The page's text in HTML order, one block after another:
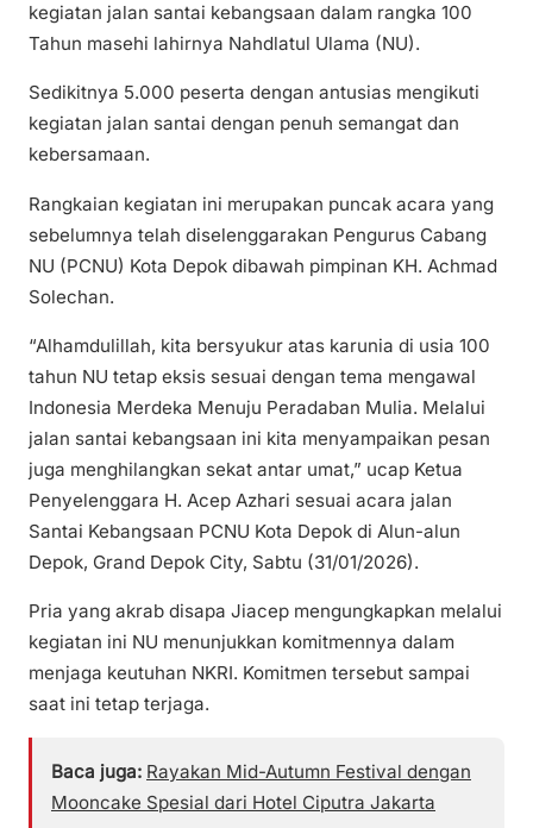
kegiatan jalan santai kebangsaan dalam rangka 100
Tahun masehi lahirnya Nahdlatul Ulama (NU).
Sedikitnya 5.000 peserta dengan antusias mengikuti
kegiatan jalan santai dengan penuh semangat dan
kebersamaan.
Rangkaian kegiatan ini merupakan puncak acara yang
sebelumnya telah diselenggarakan Pengurus Cabang
NU (PCNU) Kota Depok dibawah pimpinan KH. Achmad
Solechan.
“Alhamdulillah, kita bersyukur atas karunia di usia 100
tahun NU tetap eksis sesuai dengan tema mengawal
Indonesia Merdeka Menuju Peradaban Mulia. Melalui
jalan santai kebangsaan ini kita menyampaikan pesan
juga menghilangkan sekat antar umat,” ucap Ketua
Penyelenggara H. Acep Azhari sesuai acara jalan
Santai Kebangsaan PCNU Kota Depok di Alun-alun
Depok, Grand Depok City, Sabtu (31/01/2026).
Pria yang akrab disapa Jiacep mengungkapkan melalui
kegiatan ini NU menunjukkan komitmennya dalam
menjaga keutuhan NKRI. Komitmen tersebut sampai
saat ini tetap terjaga.
Baca juga: Rayakan Mid-Autumn Festival dengan
Mooncake Spesial dari Hotel Ciputra Jakarta